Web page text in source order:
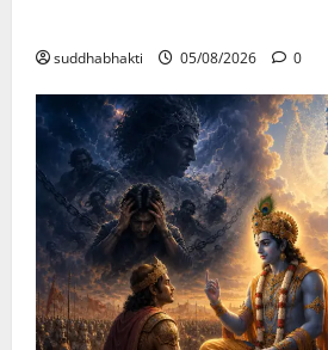
suddhabhakti 05/08/2026 0